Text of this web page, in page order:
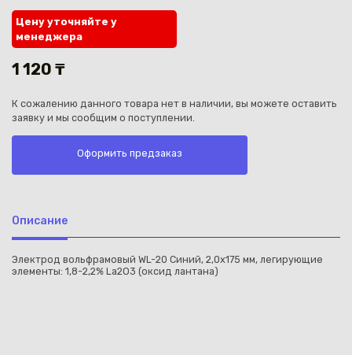
Каз
Цену уточняйте у
менеджера
1 120 ₸
К сожалению данного товара нет в наличии, вы можете оставить
заявку и мы сообщим о поступлении.
Оформить предзаказ
Описание
Электрод вольфрамовый WL-20 Синий, 2,0х175 мм, легирующие
элементы: 1,8-2,2% La2O3 (оксид лантана)